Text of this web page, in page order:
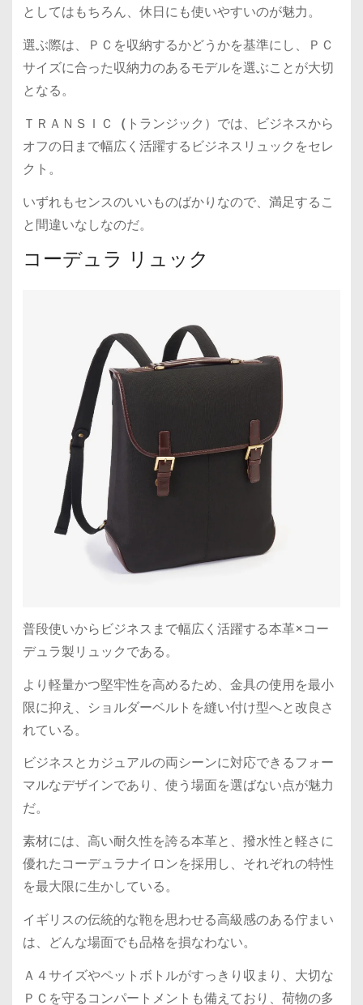
としてはもちろん、休日にも使いやすいのが魅力。
選ぶ際は、ＰＣを収納するかどうかを基準にし、ＰＣ
サイズに合った収納力のあるモデルを選ぶことが大切
となる。
ＴＲＡＮＳＩＣ
（ トランジック）では、ビジネスから
オフの日まで幅広く活躍するビジネスリュックをセレ
クト。
いずれもセンスのいいものばかりなので、満足するこ
と間違いなしなのだ。
コーデュラ リュック
普段使いからビジネスまで幅広く活躍する本革×コー
デュラ製リュックである。
より軽量かつ堅牢性を高めるため、金具の使用を最小
限に抑え、ショルダーベルトを縫い付け型へと改良さ
れている。
ビジネスとカジュアルの両シーンに対応できるフォー
マルなデザインであり、使う場面を選ばない点が魅力
だ。
素材には、高い耐久性を誇る本革と、撥水性と軽さに
優れたコーデュラナイロンを採用し、それぞれの特性
を最大限に生かしている。
イギリスの伝統的な鞄を思わせる高級感のある佇まい
は、どんな場面でも品格を損なわない。
Ａ４サイズやペットボトルがすっきり収まり、大切な
ＰＣを守るコンパートメントも備えており、荷物の多